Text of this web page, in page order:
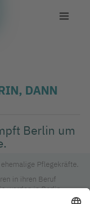
DANN
Berlin um
Pflegekräfte.
in ihren Beruf
werden in Berlin